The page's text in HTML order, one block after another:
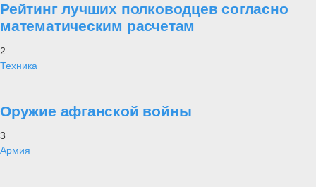
Рейтинг лучших полководцев согласно
математическим расчетам
2
Техника
Оружие афганской войны
3
Армия